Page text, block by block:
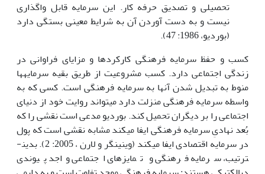
تحصیلی و تصدیق حرفه کار. این سرمایه قابل واگذاری
نیست و به دست آوردن آن به شرایط معینی بستگی دارد
(بوردیو، 1986: 47).
کسب و حفظ سرمایه فرهنگی کارکردها و مزایای فراوانی در
زندگی اجتماعی دارد. کسب مشروعیت از طریق بقیه سرمایه­ها
منوط به تبدیل شدن آن‏ها به سرمایه فرهنگی است. کسی که به
واسطه سرمایه فرهنگی منزلت دارد می­تواند روایت خود از دنیای
اجتماعی را بر دیگران تحمیل کند. بوردیو مدعی است نقشی را که
بُعد نهادیِ سرمایه فرهنگی ایفا می­کند مشابه نقشی است که پول
در سرمایه اقتصادی ایفا می­کند (وینینگر و لارن ، 2005: 2). بدین­
ترتیب، سرمایه فرهنگی و تمایزهای اجتماعی واجد پیوندی